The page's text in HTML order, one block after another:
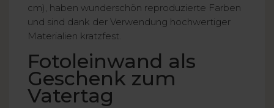
cm), haben wunderschön reproduzierte Farben
und sind dank der Verwendung hochwertiger
Materialien kratzfest.
Fotoleinwand als
Geschenk zum
Vatertag